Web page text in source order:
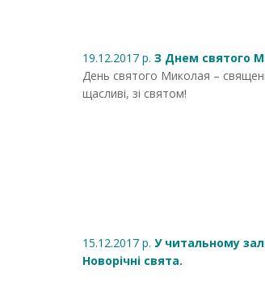
19.12.2017 р. З Днем святого
День святого Миколая –
щасливі, зі святом!
15.12.2017 р. У читальному
Новорічні свята.